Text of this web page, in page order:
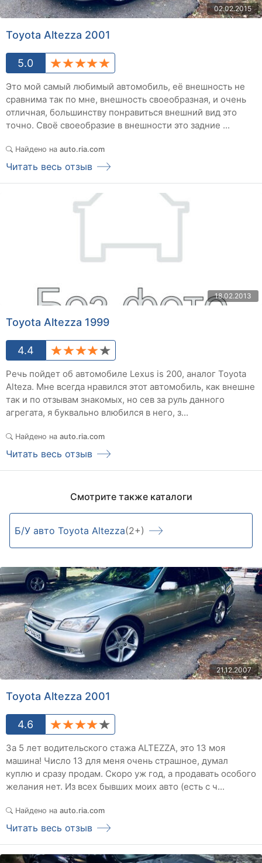
02.02.2015
Toyota Altezza 2001
5.0
Это мой самый любимый автомобиль, её внешность не
сравнима так по мне, внешность своеобразная, и очень
отличная, большинству понравиться внешний вид это
точно. Своё своеобразие в внешности это задние ...
Найдено на auto.ria.com
Читать весь отзыв
18.02.2013
Toyota Altezza 1999
4.4
Речь пойдет об автомобиле Lexus is 200, аналог Toyota
Alteza. Мне всегда нравился этот автомобиль, как внешне
так и по отзывам знакомых, но сев за руль данного
агрегата, я буквально влюбился в него, з...
Найдено на auto.ria.com
Читать весь отзыв
Смотрите также каталоги
Б/У авто Toyota Altezza(2+)
21.12.2007
Toyota Altezza 2001
4.6
За 5 лет водительского стажа ALTEZZA, это 13 моя
машина! Число 13 для меня очень страшное, думал
куплю и сразу продам. Скоро уж год, а продавать особого
желания нет. Из всех бывших моих авто (есть с ч...
Найдено на auto.ria.com
Читать весь отзыв